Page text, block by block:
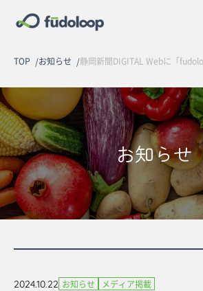
TOP お知らせ 静岡新聞DIGITAL Webに「
お知らせ
2024.10.22 お知らせ メディア掲載